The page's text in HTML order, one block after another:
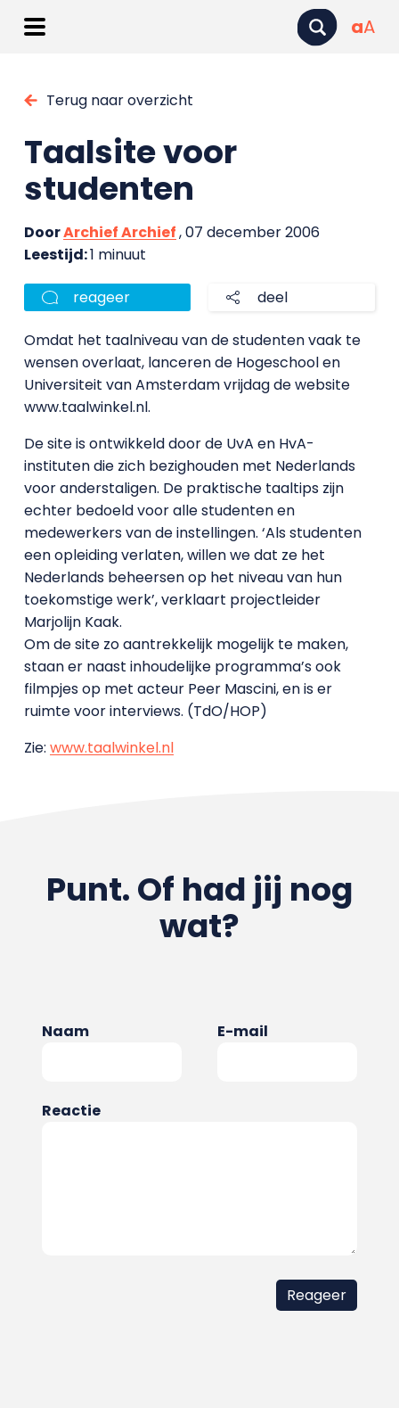
aA
Terug naar overzicht
Taalsite voor
studenten
DoorArchief Archief, 07 december 2006
Leestijd:1 minuut
reageer deel
Omdat het taalniveau van de studenten vaak te
wensen overlaat, lanceren de Hogeschool en
Universiteit van Amsterdam vrijdag de website
www.taalwinkel.nl.
De site is ontwikkeld door de UvA en HvA-
instituten die zich bezighouden met Nederlands
voor anderstaligen. De praktische taaltips zijn
echter bedoeld voor alle studenten en
medewerkers van de instellingen. ‘Als studenten
een opleiding verlaten, willen we dat ze het
Nederlands beheersen op het niveau van hun
toekomstige werk’, verklaart projectleider
Marjolijn Kaak.
Om de site zo aantrekkelijk mogelijk te maken,
staan er naast inhoudelijke programma’s ook
filmpjes op met acteur Peer Mascini, en is er
ruimte voor interviews. (TdO/HOP)
Zie: www.taalwinkel.nl
Punt. Of had jij nog
wat?
Naam E-mail
Reactie